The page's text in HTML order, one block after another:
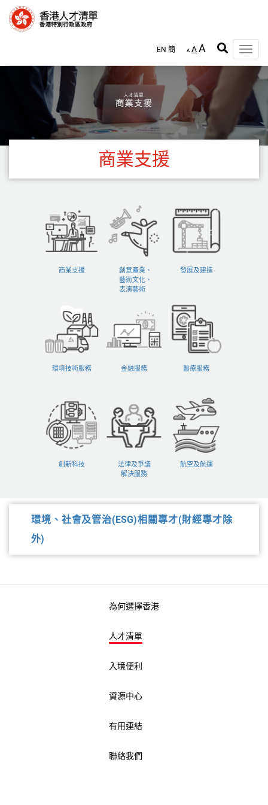
EN 簡 A AA
Toggle
商業支援
商業支援
創意產業、
藝術文化、
表演藝術
發展及建造
環境技術服務 金融服務 醫療服務
創新科技
法律及爭議
解決服務
航空及航運
環境、社會及管治(ESG)相關專才(財經專才除
外)
為何選擇香港
人才清單
入境便利
資源中心
有用連結
聯絡我們